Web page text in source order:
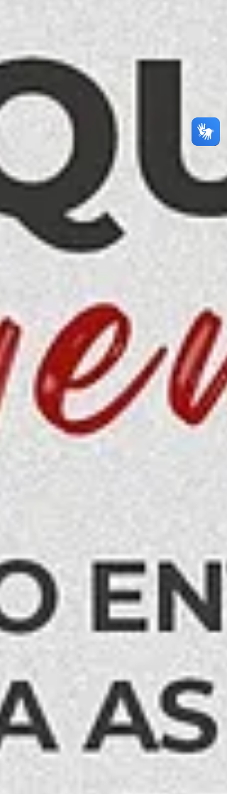
Jacuípe. Durante a agenda no município,
foram entregues máquinas forrageiras,
barracas para a agricultura familiar, kits
de apicultura e 100 caixas d’ág